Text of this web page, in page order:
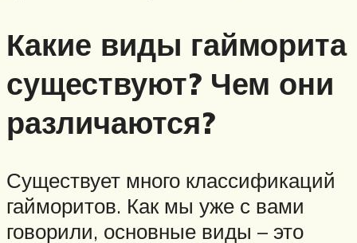
Какие виды гайморита
существуют? Чем они
различаются?
Существует много классификаций
гайморитов. Как мы уже с вами
говорили, основные виды – это